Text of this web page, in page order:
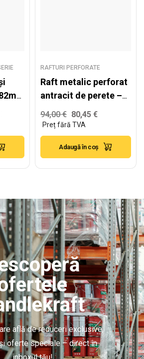
RAFTURI PERFORATE
Raft metalic perforat
antracit de perete –
H2235 x L1000 x W300
mm
94,00€ 80,45 €
Adaugă în coș
află de reduceri exclusive,
oferte speciale – direct în